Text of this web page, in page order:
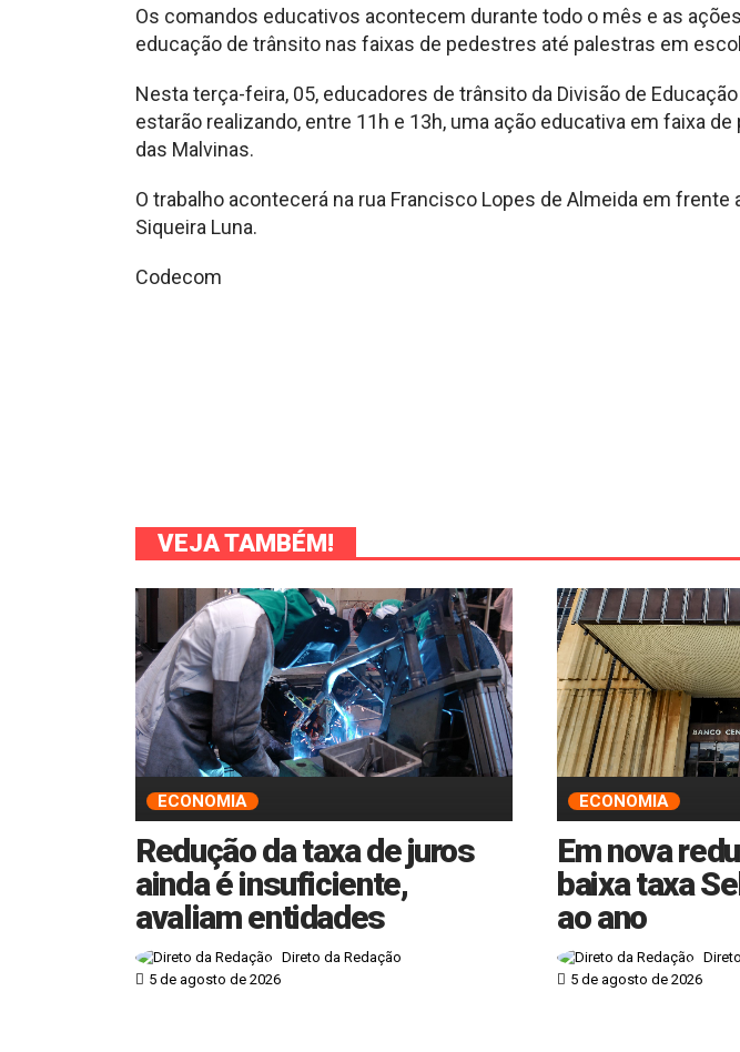
Os comandos educativos acontecem durante todo o mês e as
educação de trânsito nas faixas de pedestres até palestras em
Nesta terça-feira, 05, educadores de trânsito da Divisão de
estarão realizando, entre 11h e 13h, uma ação educativa em faixa
das Malvinas.
O trabalho acontecerá na rua Francisco Lopes de Almeida em frente
Siqueira Luna.
Codecom
VEJA TAMBÉM!
ECONOMIA
Redução da taxa de juros
ainda é insuficiente,
avaliam entidades
Direto da Redação
5 de agosto de 2026
ECONOMIA
Em nova
baixa taxa
ao ano
5 de agosto de 2026